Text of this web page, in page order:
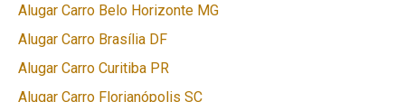
Alugar Carro Belo Horizonte MG
Alugar Carro Brasília DF
Alugar Carro Curitiba PR
Alugar Carro Florianópolis SC